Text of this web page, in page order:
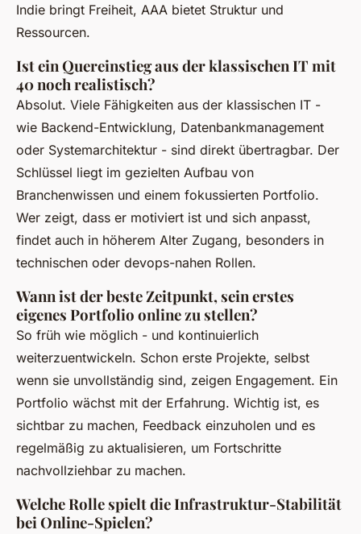
Indie bringt Freiheit, AAA bietet Struktur und
Ressourcen.
Ist ein Quereinstieg aus der klassischen IT mit
40 noch realistisch?
Absolut. Viele Fähigkeiten aus der klassischen IT -
wie Backend-Entwicklung, Datenbankmanagement
oder Systemarchitektur - sind direkt übertragbar. Der
Schlüssel liegt im gezielten Aufbau von
Branchenwissen und einem fokussierten Portfolio.
Wer zeigt, dass er motiviert ist und sich anpasst,
findet auch in höherem Alter Zugang, besonders in
technischen oder devops-nahen Rollen.
Wann ist der beste Zeitpunkt, sein erstes
eigenes Portfolio online zu stellen?
So früh wie möglich - und kontinuierlich
weiterzuentwickeln. Schon erste Projekte, selbst
wenn sie unvollständig sind, zeigen Engagement. Ein
Portfolio wächst mit der Erfahrung. Wichtig ist, es
sichtbar zu machen, Feedback einzuholen und es
regelmäßig zu aktualisieren, um Fortschritte
nachvollziehbar zu machen.
Welche Rolle spielt die Infrastruktur-Stabilität
bei Online-Spielen?